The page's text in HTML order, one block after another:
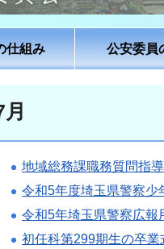
仕組み 公安委員
月
地域総務課職務質問指
令和5年度埼玉県警察少
令和5年埼玉県警察広報
初任科第299期生の卒業